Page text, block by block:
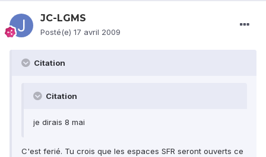
JC-LGMS
Posté(e) 17 avril 2009
Citation
Citation
je dirais 8 mai
C'est ferié. Tu crois que les espaces SFR seront ouverts ce